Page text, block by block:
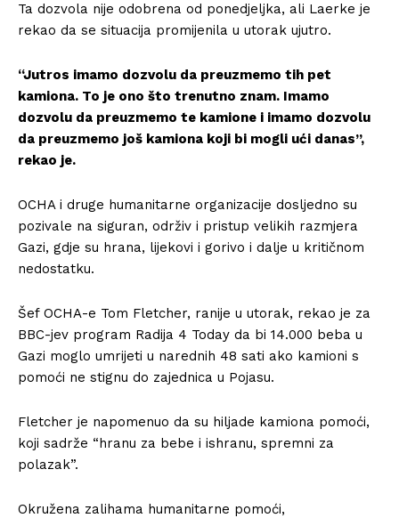
Ta dozvola nije odobrena od ponedjeljka, ali Laerke je
rekao da se situacija promijenila u utorak ujutro.
“Jutros imamo dozvolu da preuzmemo tih pet
kamiona. To je ono što trenutno znam. Imamo
dozvolu da preuzmemo te kamione i imamo dozvolu
da preuzmemo još kamiona koji bi mogli ući danas”,
rekao je.
OCHA i druge humanitarne organizacije dosljedno su
pozivale na siguran, održiv i pristup velikih razmjera
Gazi, gdje su hrana, lijekovi i gorivo i dalje u kritičnom
nedostatku.
Šef OCHA-e Tom Fletcher, ranije u utorak, rekao je za
BBC-jev program Radija 4 Today da bi 14.000 beba u
Gazi moglo umrijeti u narednih 48 sati ako kamioni s
pomoći ne stignu do zajednica u Pojasu.
Fletcher je napomenuo da su hiljade kamiona pomoći,
koji sadrže “hranu za bebe i ishranu, spremni za
polazak”.
Okružena zalihama humanitarne pomoći,